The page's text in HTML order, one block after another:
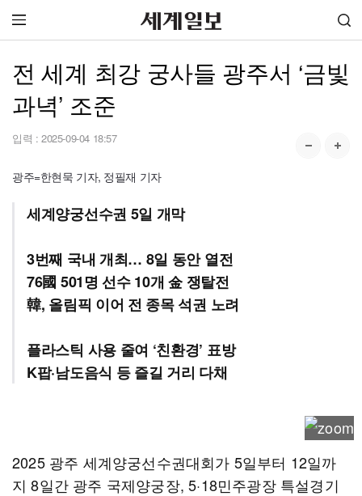
전 세계 최강 궁사들 광주서 ‘금빛
과녁’ 조준
입력 : 2025-09-04 18:57
광주=한현묵 기자, 정필재 기자
세계양궁선수권 5일 개막
3번째 국내 개최… 8일 동안 열전
76國 501명 선수 10개 金 쟁탈전
韓, 올림픽 이어 전 종목 석권 노려
플라스틱 사용 줄여 ‘친환경’ 표방
K팝·남도음식 등 즐길 거리 다채
2025 광주 세계양궁선수권대회가 5일부터 12일까
지 8일간 광주 국제양궁장, 5·18민주광장 특설경기